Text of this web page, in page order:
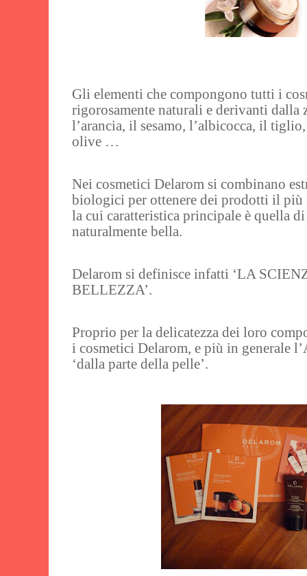
Gli elementi che compongono tutti i
rigorosamente naturali e derivanti dalla
l’arancia, il sesamo, l’albicocca, il
olive …
Nei cosmetici Delarom si combinano
biologici per ottenere dei prodotti il più
la cui caratteristica principale è quella
naturalmente bella.
Delarom si definisce infatti ‘LA
BELLEZZA’.
Proprio per la delicatezza dei loro
i cosmetici Delarom, e più in generale
‘dalla parte della pelle’.